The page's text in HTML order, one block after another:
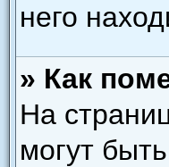
него
» Как
На
могут